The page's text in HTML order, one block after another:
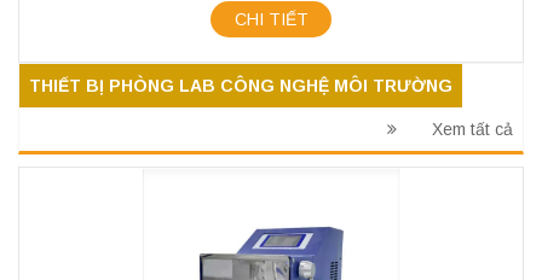
CHI TIẾT
THIẾT BỊ PHÒNG LAB CÔNG NGHỆ MÔI TRƯỜNG
Xem tất cả